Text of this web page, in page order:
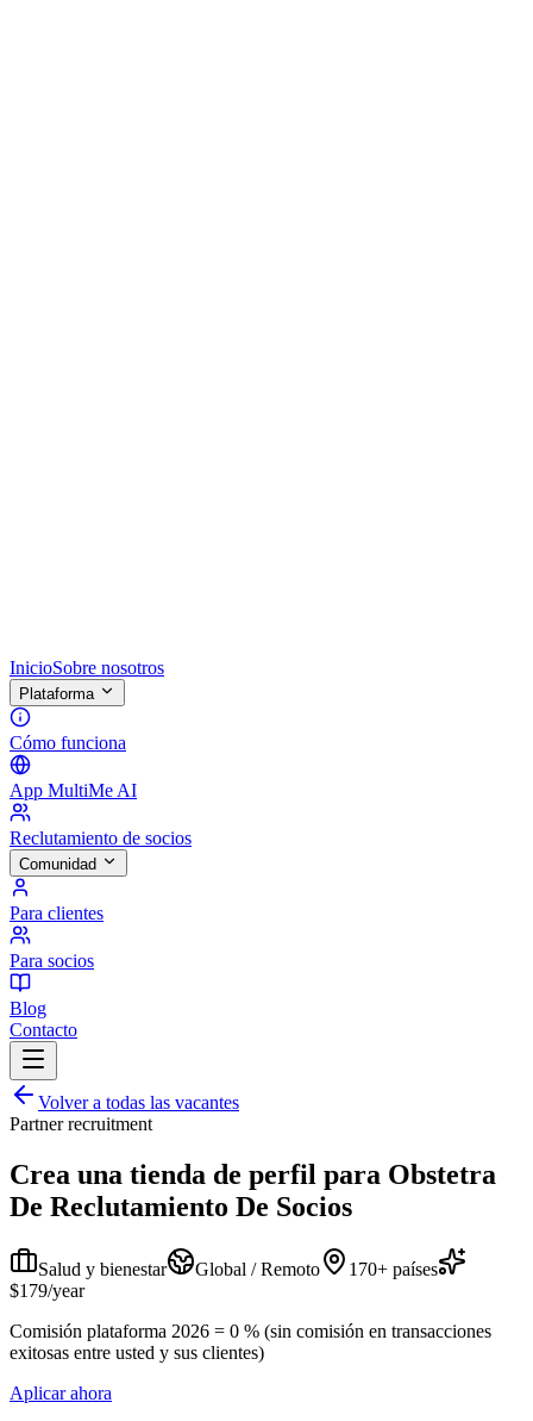
InicioSobre nosotros
Plataforma
Cómo funciona
App MultiMe AI
Reclutamiento de socios
Comunidad
Para clientes
Para socios
Blog
Contacto
Volver a todas las vacantes
Partner recruitment
Crea una tienda de perfil para Obstetra
De Reclutamiento De Socios
Salud y bienestar Global / Remoto
170+ países
$179/year
Comisión plataforma 2026 = 0 % (sin comisión en transacciones
exitosas entre usted y sus clientes)
Aplicar ahora